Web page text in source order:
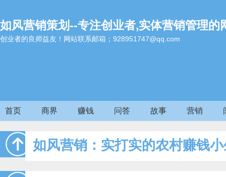
如风营销策划--专注创业者,实体营销管理的
创业者的良师益友！网站联系邮箱；928951747@qq.com
首页 商界 赚钱 问答 故事 营销
如风营销：实打实的农村赚钱